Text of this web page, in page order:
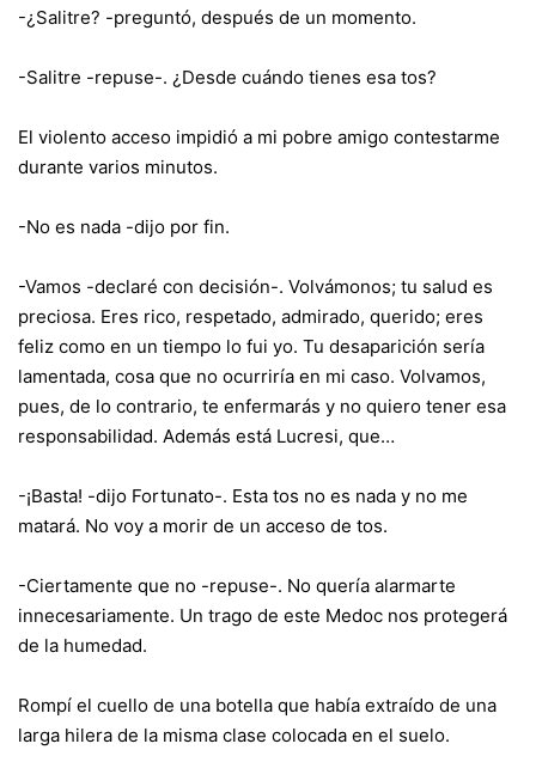
-¿Salitre? -preguntó, después de un momento.
-Salitre -repuse-. ¿Desde cuándo tienes esa tos?
El violento acceso impidió a mi pobre amigo contestarme
durante varios minutos.
-No es nada -dijo por fin.
-Vamos -declaré con decisión-. Volvámonos; tu salud es
preciosa. Eres rico, respetado, admirado, querido; eres
feliz como en un tiempo lo fui yo. Tu desaparición sería
lamentada, cosa que no ocurriría en mi caso. Volvamos,
pues, de lo contrario, te enfermarás y no quiero tener esa
responsabilidad. Además está Lucresi, que…
-¡Basta! -dijo Fortunato-. Esta tos no es nada y no me
matará. No voy a morir de un acceso de tos.
-Ciertamente que no -repuse-. No quería alarmarte
innecesariamente. Un trago de este Medoc nos protegerá
de la humedad.
Rompí el cuello de una botella que había extraído de una
larga hilera de la misma clase colocada en el suelo.